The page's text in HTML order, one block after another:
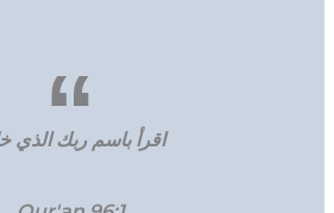
اقرأ باسم ربك الذي